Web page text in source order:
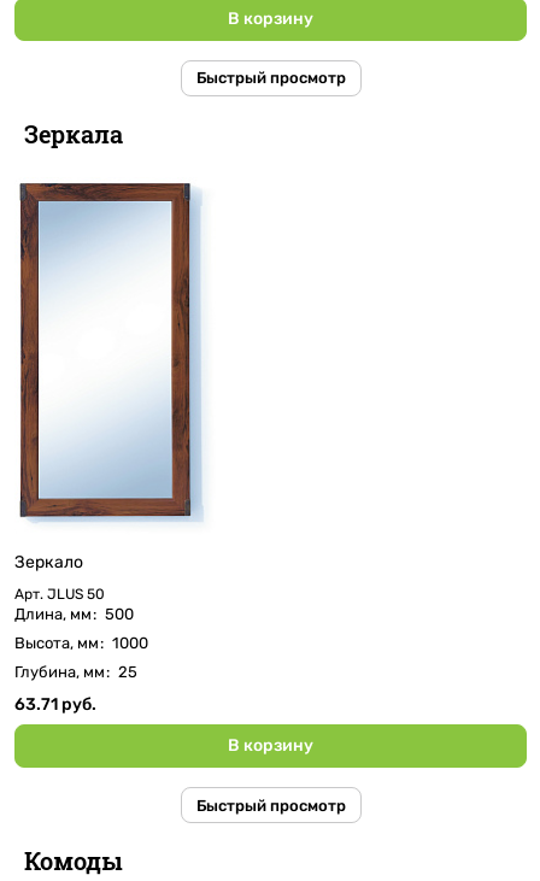
В корзину
Быстрый просмотр
Зеркала
Зеркало
Арт. JLUS 50
Длина, мм: 500
Высота, мм: 1000
Глубина, мм: 25
63.71 руб.
В корзину
Быстрый просмотр
Комоды